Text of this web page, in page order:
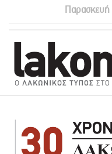
Παρασκευή